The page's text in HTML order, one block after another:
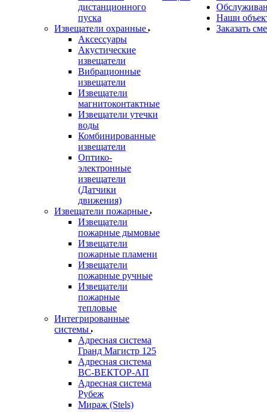
дистанционного
пуска
Извещатели охранные
Аксессуары
Акустические
извещатели
Вибрационные
извещатели
Извещатели
магнитоконтактные
Извещатели утечки
воды
Комбинированные
извещатели
Оптико-
электронные
извещатели
(Датчики
движения)
Извещатели пожарные
Извещатели
пожарные дымовые
Извещатели
пожарные пламени
Извещатели
пожарные ручные
Извещатели
пожарные
тепловые
Интегрированные
системы
Адресная система
Гранд Магистр 125
Адресная система
ВС-ВЕКТОР-АП
Адресная система
Рубеж
Мираж (Stels)
Наши
Заказать